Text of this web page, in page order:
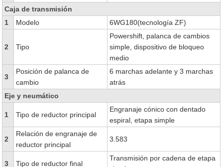
Caja de transmisión
1
Modelo 6WG180(tecnología ZF)
2 Tipo
Powershift, palanca de cambios
simple, dispositivo de bloqueo
medio
3
Posición de palanca de
cambio
6 marchas adelante y 3 marchas
atrás
Eje y neumático
1 Tipo de reductor principal
Engranaje cónico con dentado
espiral, etapa simple
2
Relación de engranaje de
reductor principal
3.583
3 Tipo de reductor final
Transmisión por cadena de etapa